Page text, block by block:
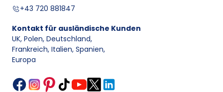
+43 720 881847
Kontakt für ausländische Kunden
UK, Polen, Deutschland,
Frankreich, Italien, Spanien,
Europa